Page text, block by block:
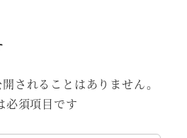
されることはありません。
必須項目です